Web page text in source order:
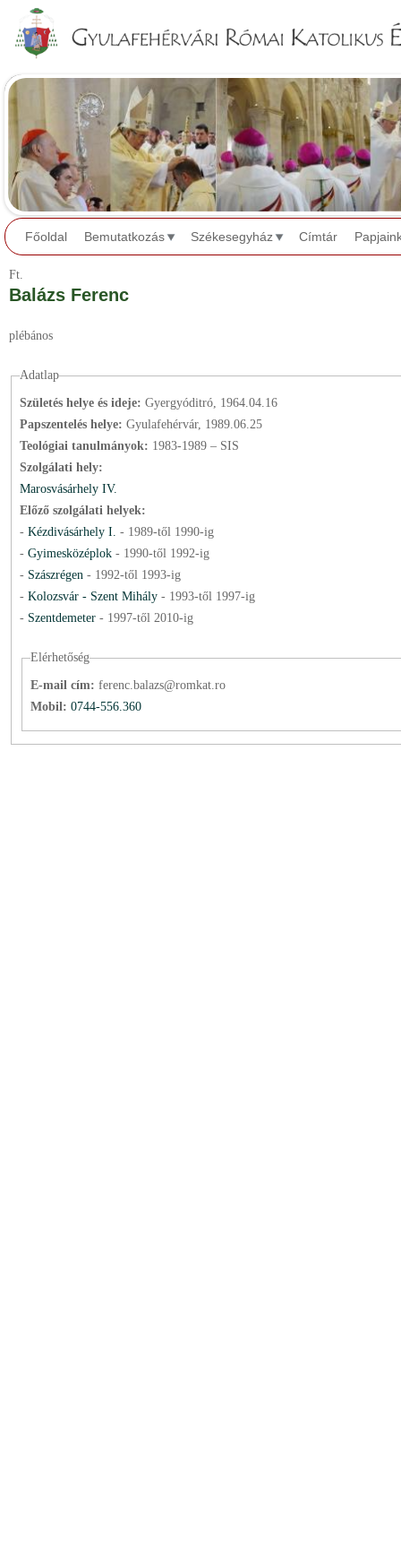
Főoldal Bemutatkozás Székesegyház Címtár
Ft.
Balázs Ferenc
plébános
Adatlap
Születés helye és ideje: Gyergyóditró, 1964.04.16
Papszentelés helye: Gyulafehérvár, 1989.06.25
Teológiai tanulmányok: 1983-1989 – SIS
Szolgálati hely:
Marosvásárhely IV.
Előző szolgálati helyek:
- Kézdivásárhely I. - 1989-től 1990-ig
- Gyimesközéplok- 1990-től 1992-ig
- Szászrégen - 1992-től 1993-ig
- Kolozsvár - Szent Mihály- 1993-től 1997-ig
- Szentdemeter - 1997-től 2010-ig
Elérhetőség
E-mail cím: ferenc.balazs@romkat.ro
Mobil: 0744-556.360